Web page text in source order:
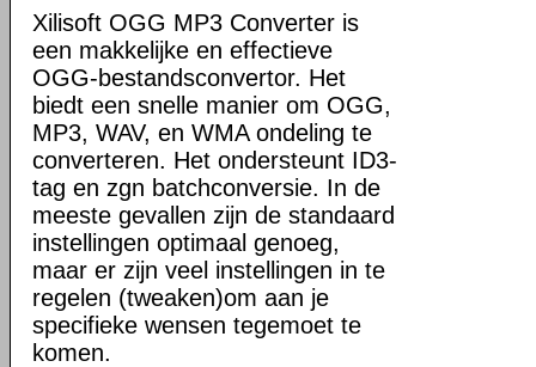
Xilisoft OGG MP3 Converter is
een makkelijke en effectieve
OGG-bestandsconvertor. Het
biedt een snelle manier om OGG,
MP3, WAV, en WMA ondeling te
converteren. Het ondersteunt ID3-
tag en zgn batchconversie. In de
meeste gevallen zijn de standaard
instellingen optimaal genoeg,
maar er zijn veel instellingen in te
regelen (tweaken)om aan je
specifieke wensen tegemoet te
komen.